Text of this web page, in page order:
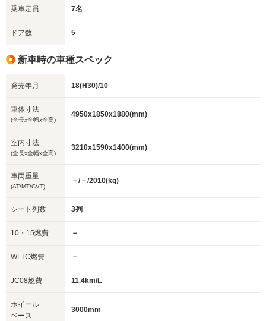
乗車定員 7名
ドア数 5
新車時の車種スペック
発売年月 18(H30)/10
車体寸法
(全長x全幅x全高)
4950x1850x1880(mm)
室内寸法
(全長x全幅x全高)
3210x1590x1400(mm)
車両重量
(AT/MT/CVT)
－/－/2010(kg)
シート列数 3列
10・15燃費 －
WLTC燃費 －
JC08燃費 11.4km/L
ホイール
ベース
3000mm